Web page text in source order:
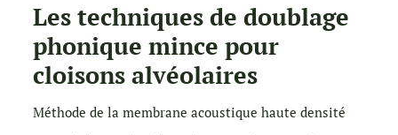
Les techniques de doublage
phonique mince pour
cloisons alvéolaires
Méthode de la membrane acoustique haute densité